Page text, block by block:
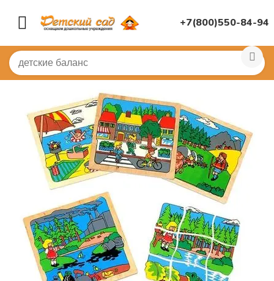
+7(800)550-84-94
Главная / ДИДАКТИЧЕСКИЕ ИГРЫ Пазлы, вкладыши